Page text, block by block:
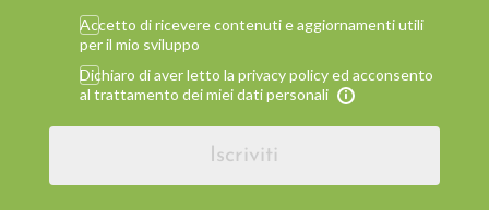
Accetto di ricevere contenuti e aggiornamenti utili
per il mio sviluppo
Dichiaro di aver letto la privacy policy ed acconsento
al trattamento dei miei dati personali
Iscriviti